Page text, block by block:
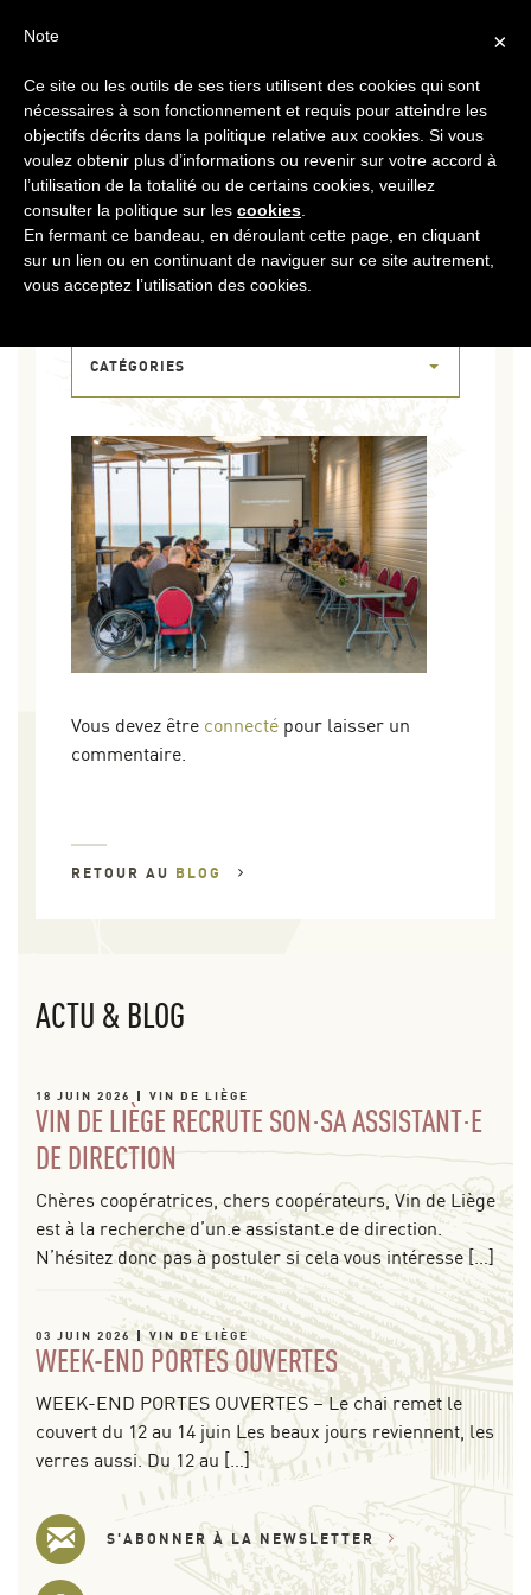
MENU
DSCF2023
CATÉGORIES
Vous devez être connecté pour laisser un
commentaire.
RETOUR AU BLOG
ACTU & BLOG
18 JUIN 2026 VIN DE LIÈGE
VIN DE LIÈGE RECRUTE SON·SA ASSISTANT·E
DE DIRECTION
Chères coopératrices, chers coopérateurs, Vin de Liège
est à la recherche d’un.e assistant.e de direction.
N’hésitez donc pas à postuler si cela vous intéresse […]
03 JUIN 2026 VIN DE LIÈGE
WEEK-END PORTES OUVERTES
WEEK-END PORTES OUVERTES – Le chai remet le
couvert du 12 au 14 juin Les beaux jours reviennent, les
verres aussi. Du 12 au […]
S'ABONNER À LA NEWSLETTER
×
Note
Ce site ou les outils de ses tiers utilisent des cookies qui sont
nécessaires à son fonctionnement et requis pour atteindre les
objectifs décrits dans la politique relative aux cookies. Si vous
voulez obtenir plus d’informations ou revenir sur votre accord à
l’utilisation de la totalité ou de certains cookies, veuillez
consulter la politique sur les cookies
En fermant ce bandeau, en déroulant cette page, en cliquant
sur un lien ou en continuant de naviguer sur ce site autrement,
vous acceptez l’utilisation des cookies.